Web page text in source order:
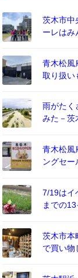
茨木市中
ーレはみ
青木松風
取り扱い
雨がたく
みた－茨
青木松風
ングセー
7/19はイ
までの
茨木市本
で買い物